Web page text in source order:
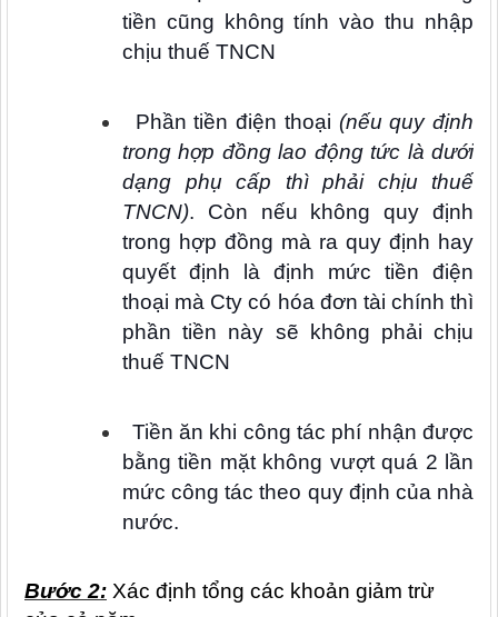
tiền cũng không tính vào thu nhập
chịu thuế TNCN
Phần tiền điện thoại (nếu quy định
trong hợp đồng lao động tức là dưới
dạng phụ cấp thì phải chịu thuế
TNCN). Còn nếu không quy định
trong hợp đồng mà ra quy định hay
quyết định là định mức tiền điện
thoại mà Cty có hóa đơn tài chính thì
phần tiền này sẽ không phải chịu
thuế TNCN
Tiền ăn khi công tác phí nhận được
bằng tiền mặt không vượt quá 2 lần
mức công tác theo quy định của nhà
nước.
Bước 2: Xác định tổng các khoản giảm trừ